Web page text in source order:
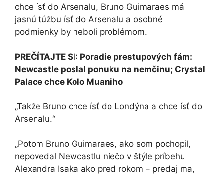
chce ísť do Arsenalu, Bruno Guimaraes má
jasnú túžbu ísť do Arsenalu a osobné
podmienky by neboli problémom.
PREČÍTAJTE SI: Poradie prestupových fám:
Newcastle poslal ponuku na nemčinu; Crystal
Palace chce Kolo Muaniho
„Takže Bruno chce ísť do Londýna a chce ísť do
Arsenalu.“
„Potom Bruno Guimaraes, ako som pochopil,
nepovedal Newcastlu niečo v štýle príbehu
Alexandra Isaka ako pred rokom – predaj ma,